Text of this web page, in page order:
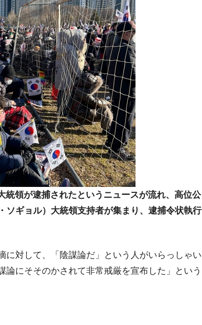
国の過剰生産が世界を蝕む。
種は全般的「不調」⇒ PSIが示す現況は決して良くない。
ン』1人当たり賠償10万ウォンを認定 ⇒ 総額3兆7,000億
」1番艦、2032年竣工と公示
に韓国がいっちょがみしたのでは。
は韓国で『BYD』車は売れている。6カ月で対前年同期比
く空港に詰めかけ「出て行け！」「極右勢力」のプラカー
ータセンター整備」⇒ だから無理だってば。
ほぼ終わった」
。
ぎ」では。
。営業利益80.2％も減少
にぶん殴る法案」提出！⇒ クーパン問題は合衆国企業に対
他人事のような発言。
統領が逮捕されたというニュースが流れ、高位公
ソギョル）大統領支持者が集まり、逮捕令状執行
に対して、「陰謀論だ」という人がいらっしゃい
論にそそのかされて非常戒厳を宣布した」という